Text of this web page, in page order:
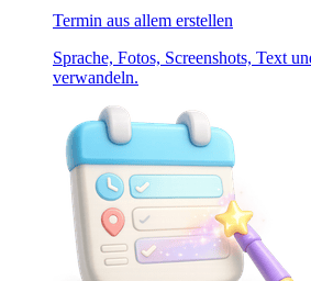
Termin aus allem erstellen
Sprache, Fotos, Screenshots, Text
verwandeln.